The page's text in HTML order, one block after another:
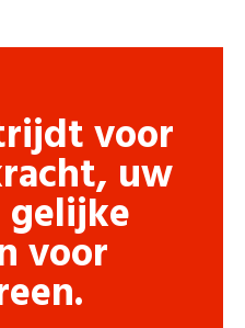
voor
uw
gelijke
voor